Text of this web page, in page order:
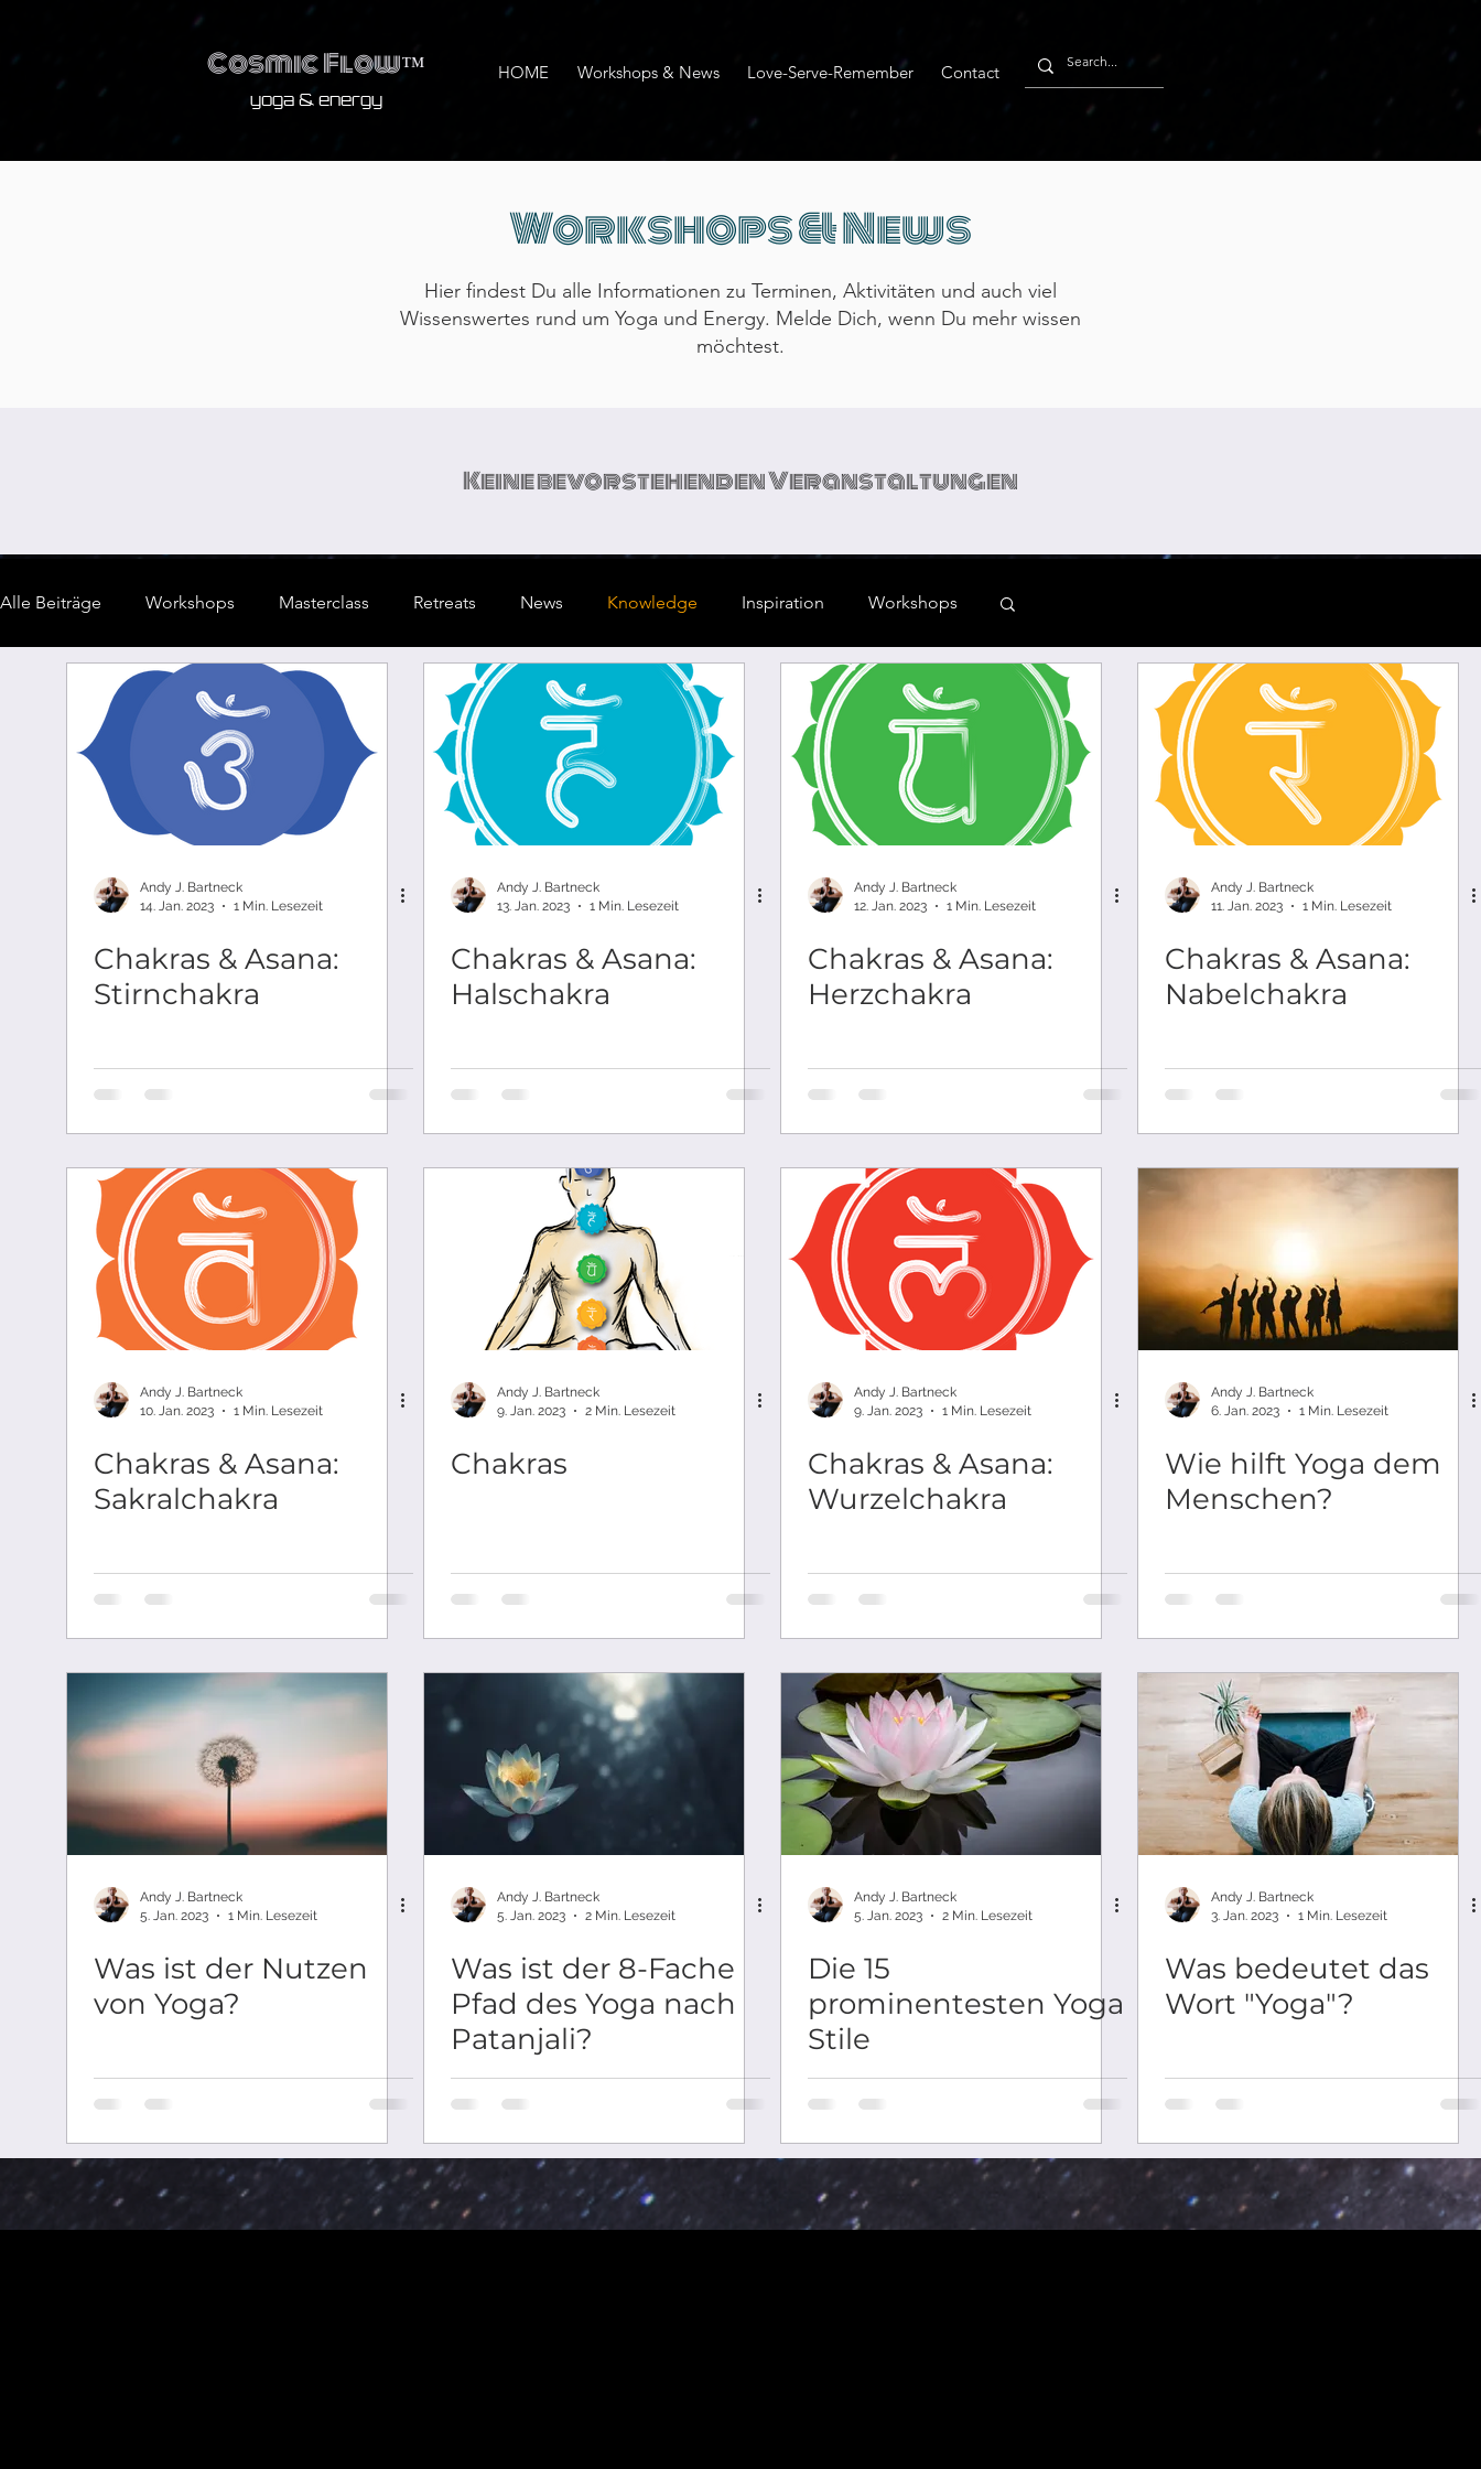
Cosmic Flow™
yoga & energy
HOME Workshops & News Love-Serve-Remember Contact
Workshops & News
Hier findest Du alle Informationen zu Terminen, Aktivitäten und auch viel
Wissenswertes rund um Yoga und Energy. Melde Dich, wenn Du mehr wissen
möchtest.
Keine bevorstehenden Veranstaltungen
Alle Beiträge Workshops Masterclass Retreats News Knowledge Inspiration Workshops
Andy J. Bartneck
14. Jan. 2023
1 Min. Lesezeit
Chakras & Asana:
Stirnchakra
Andy J. Bartneck
13. Jan. 2023
1 Min. Lesezeit
Chakras & Asana:
Halschakra
Andy J. Bartneck
12. Jan. 2023
1 Min. Lesezeit
Chakras & Asana:
Herzchakra
Andy J. Bartneck
11. Jan. 2023
1 Min. Lesezeit
Chakras & Asana:
Nabelchakra
Andy J. Bartneck
10. Jan. 2023
1 Min. Lesezeit
Chakras & Asana:
Sakralchakra
Andy J. Bartneck
9. Jan. 2023
2 Min. Lesezeit
Chakras
Andy J. Bartneck
9. Jan. 2023
1 Min. Lesezeit
Chakras & Asana:
Wurzelchakra
Andy J. Bartneck
6. Jan. 2023
1 Min. Lesezeit
Wie hilft Yoga dem
Menschen?
Andy J. Bartneck
5. Jan. 2023
1 Min. Lesezeit
Was ist der Nutzen
von Yoga?
Andy J. Bartneck
5. Jan. 2023
2 Min. Lesezeit
Was ist der 8-Fache
Pfad des Yoga nach
Patanjali?
Andy J. Bartneck
5. Jan. 2023
2 Min. Lesezeit
Die 15
prominentesten Yoga
Stile
Andy J. Bartneck
3. Jan. 2023
1 Min. Lesezeit
Was bedeutet das
Wort "Yoga"?